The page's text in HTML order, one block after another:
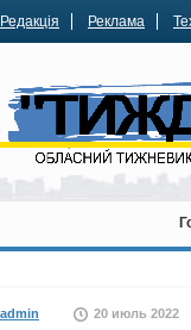
Редакція Реклама
admin 20 июль 2022